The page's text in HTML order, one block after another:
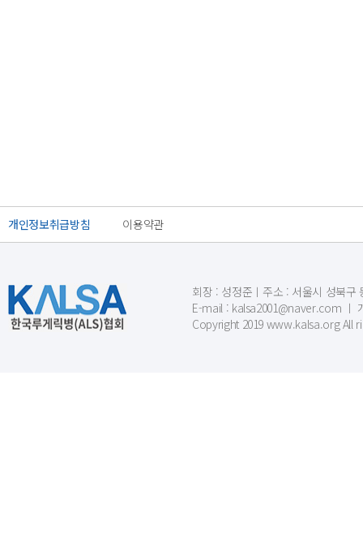
개인정보취급방침 이용약관
회장 : 성정준ㅣ주소 : 서울시 성북구
E-mail : kalsa2001@naver.com ㅣ
Copyright 2019 www.kalsa.org All